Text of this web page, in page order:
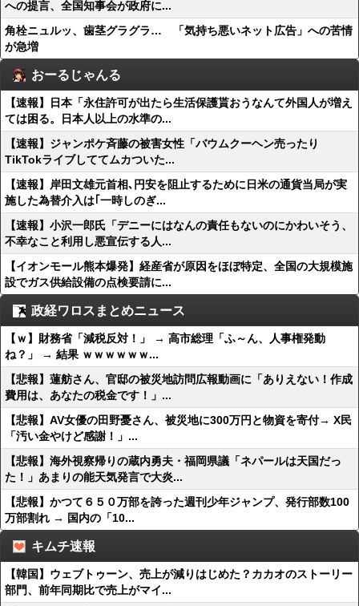
への提言、全国知事会が政府に...
角栓ニュルッ、歯茎グラグラ… 「気持ち悪いネット広告」への苦情
が急増
おーるじゃんる
【速報】日本「永住許可が出たら生活保護貰おうなんて外国人が増え
ては困る。日本人以上の水準の...
【速報】ジャンポケ斉藤の被害女性「バウムクーヘン売ったり
TikTokライブしててムカついた...
【速報】岸田文雄元首相､円安を阻止するために日米の通貨当局が実
施した為替介入は｢一時しのぎ...
【速報】小沢一郎氏「デニーにはなんの責任もないのにかわいそう、
不幸なこと利用し悪宣伝する人...
【イオンモール熊本爆発】経産省が原因をほぼ特定、全国の大規模施
設でガス供給設備の点検要請に...
政経ワロスまとめニュース
【ｗ】財務省「減税反対！」 → 高市総理「ふ～ん、人事権発動
ね？」 → 結果 ｗｗｗｗｗｗ...
【悲報】蓮舫さん、官邸の被災地訪問広報動画に「ありえない！作成
費用は、あなたの税金です！」...
【悲報】AV女優の田野憂さん、被災地に300万円と物資を寄付→ X民
「汚い金やけど感謝！」...
【悲報】海外視察帰りの蔵内勇夫・福岡県議「ネパールは天国だっ
た！」あまりの能天気発言で大炎...
【悲報】かつて６５０万部を誇った週刊少年ジャンプ、発行部数100
万部割れ → 国内の「10...
キムチ速報
【韓国】ウェブトゥーン、売上が減りはじめた？カカオのストーリー
部門、前年同期比で売上がマイ...